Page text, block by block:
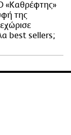
«Καθρέφτης»
της
best sellers;